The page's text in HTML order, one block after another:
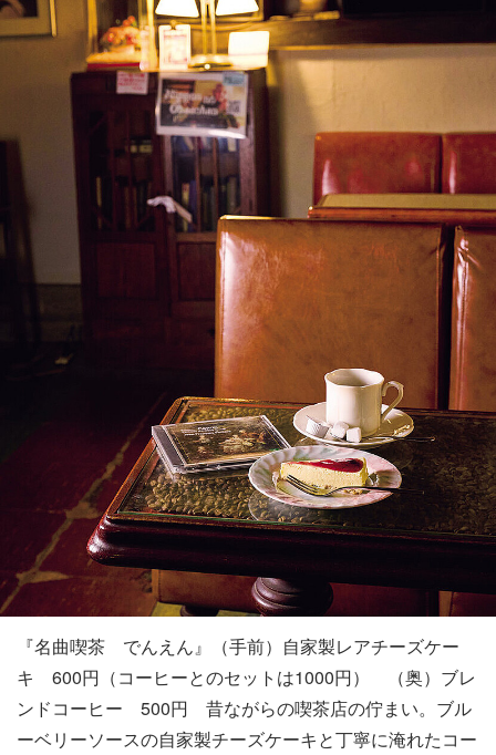
『名曲喫茶 でんえん』（手前）自家製レアチーズケー
キ 600円（コーヒーとのセットは1000円） （奥）ブレ
ンドコーヒー 500円 昔ながらの喫茶店の佇まい。ブル
ーベリーソースの自家製チーズケーキと丁寧に淹れたコー